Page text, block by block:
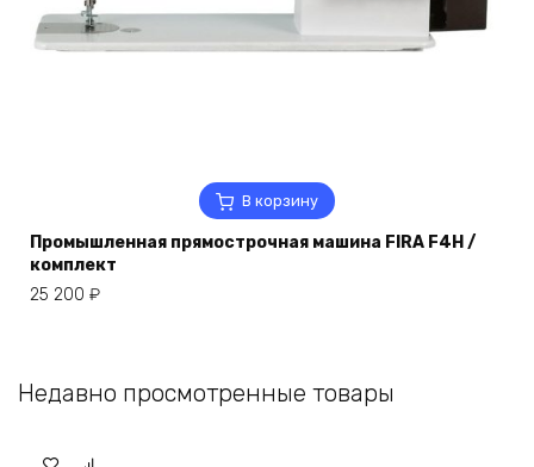
В корзину
Промышленная прямострочная машина FIRA F4H /
комплект
25 200 ₽
Недавно просмотренные товары